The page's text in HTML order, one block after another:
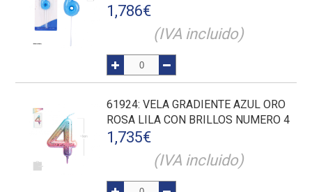
1,786€
(IVA incluido)
61924: VELA GRADIENTE AZUL ORO
ROSA LILA CON BRILLOS NUMERO 4
1,735€
(IVA incluido)